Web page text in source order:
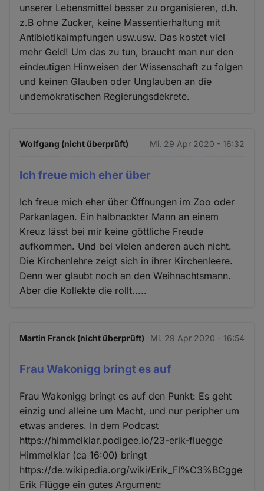
unserer Lebensmittel besser zu organisieren, d.h.
z.B ohne Zucker, keine Massentierhaltung mit
Antibiotikaimpfungen usw.usw. Das kostet viel
mehr Geld! Um das zu tun, braucht man nur den
eindeutigen Hinweisen der Wissenschaft zu folgen
und keinen Glauben oder Unglauben an die
undemokratischen Regierungsdekrete.
Wolfgang (nicht überprüft) Mi. 29 Apr 2020 - 16:32
Ich freue mich eher über
Ich freue mich eher über Öffnungen im Zoo oder
Parkanlagen. Ein halbnackter Mann an einem
Kreuz lässt bei mir keine göttliche Freude
aufkommen. Und bei vielen anderen auch nicht.
Die Kirchenlehre zeigt sich in ihrer Kirchenleere.
Denn wer glaubt noch an den Weihnachtsmann.
Aber die Kollekte die rollt.....
Martin Franck (nicht überprüft) Mi. 29 Apr 2020 - 16:54
Frau Wakonigg bringt es auf
Frau Wakonigg bringt es auf den Punkt: Es geht
einzig und alleine um Macht, und nur peripher um
etwas anderes. In dem Podcast
https://himmelklar.podigee.io/23-erik-fluegge
Himmelklar (ca 16:00) bringt
https://de.wikipedia.org/wiki/Erik_Fl%C3%BCgge
Erik Flügge ein gutes Argument: